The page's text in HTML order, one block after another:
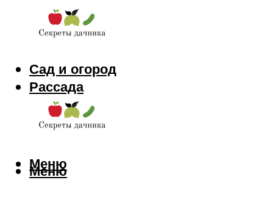
Сад и огород
Рассада
Цветы
Заготовки
Меню
Меню